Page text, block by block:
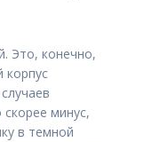
Это, конечно,
корпус
минус,
в темной